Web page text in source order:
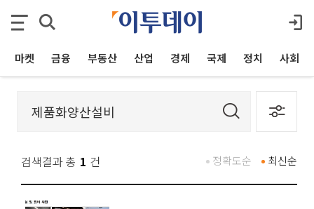
마켓 금융 부동산 산업 경제 국제 정치 사회
검색결과 총 1 건 최신순
정확도순